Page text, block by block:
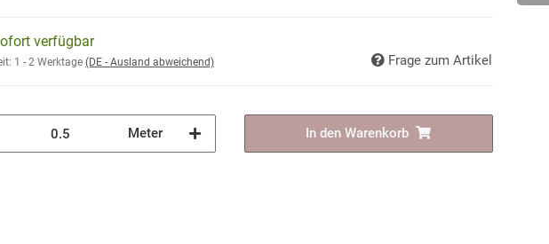
verfügbar
1 - 2 Werktage (DE - Ausland abweichend) Frage zum Artikel
Meter In den Warenkorb